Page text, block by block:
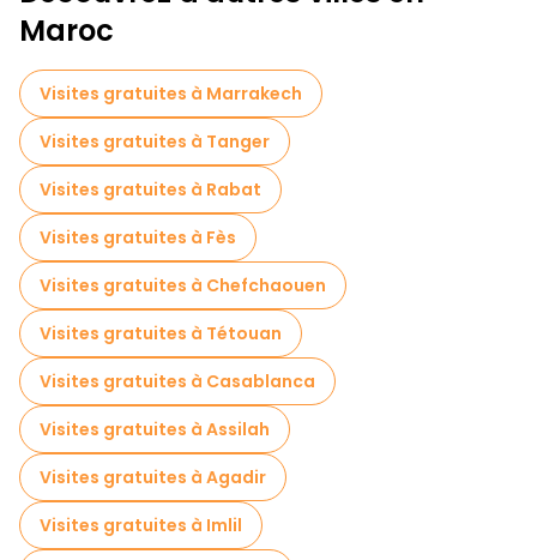
Maroc
Visites gratuites à Marrakech
Visites gratuites à Tanger
Visites gratuites à Rabat
Visites gratuites à Fès
Visites gratuites à Chefchaouen
Visites gratuites à Tétouan
Visites gratuites à Casablanca
Visites gratuites à Assilah
Visites gratuites à Agadir
Visites gratuites à Imlil